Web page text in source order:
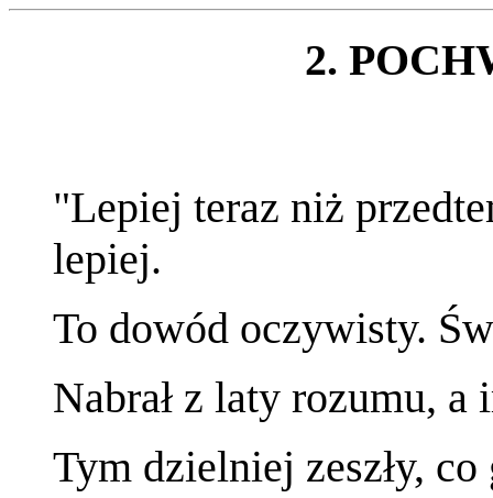
2.
"Lepiej teraz niż
lepiej.
To dowód oczywisty.
Nabrał z laty rozumu, a
Tym dzielniej zeszły,